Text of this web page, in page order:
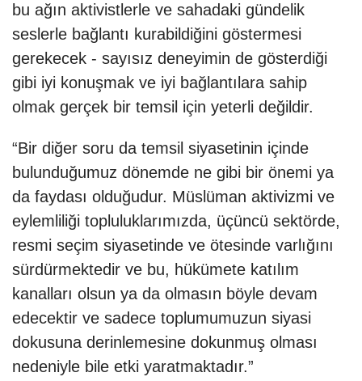
bu ağın aktivistlerle ve sahadaki gündelik
seslerle bağlantı kurabildiğini göstermesi
gerekecek - sayısız deneyimin de gösterdiği
gibi iyi konuşmak ve iyi bağlantılara sahip
olmak gerçek bir temsil için yeterli değildir.
“Bir diğer soru da temsil siyasetinin içinde
bulunduğumuz dönemde ne gibi bir önemi ya
da faydası olduğudur. Müslüman aktivizmi ve
eylemliliği topluluklarımızda, üçüncü sektörde,
resmi seçim siyasetinde ve ötesinde varlığını
sürdürmektedir ve bu, hükümete katılım
kanalları olsun ya da olmasın böyle devam
edecektir ve sadece toplumumuzun siyasi
dokusuna derinlemesine dokunmuş olması
nedeniyle bile etki yaratmaktadır.”